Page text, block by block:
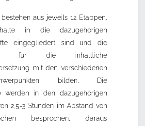
bestehen aus jeweils 12 Etappen,
in die dazugehörigen
eingegliedert sind und die
für die inhaltliche
mit den verschiedenen
bilden. Die
werden in den dazugehörigen
2,5-3 Stunden im Abstand von
besprochen, daraus